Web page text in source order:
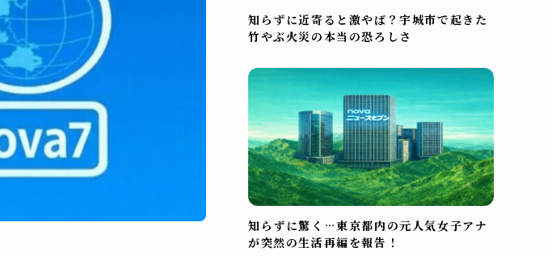
知らずに近寄ると激やば？宇城市で起きた
竹やぶ火災の本当の恐ろしさ
知らずに驚く…東京都内の元人気女子アナ
が突然の生活再編を報告！